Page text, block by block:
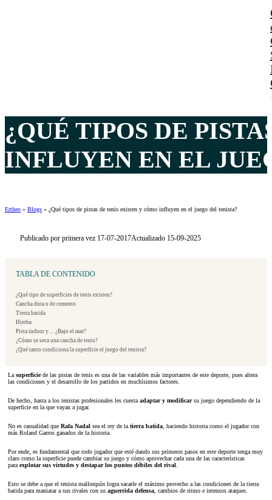
¿QUÉ TIPOS DE
INFLUYEN EN EL
Ertheo » Blogs » ¿Qué tipos de pistas de tenis existen y cómo influyen en el juego del tenista?
Publicado por primera vez 17-07-2017Actualizado 15-09-2025
TABLA DE CONTENIDO
¿Qué tipo de superficies de tenis existen?
Cancha dura o de cemento
Tierra batida
Hierba
Pista indoor y… ¿Bajo el mar?
¿Cómo se seca una cancha de tenis?
¿Qué tanto condiciona la superficie el juego del tenista?
La superficiede las pistas de tenis es una de las variables más importantes de este deporte, pues altera
las condiciones y el desarrollo de los partidos en muchísimos factores.
De hecho, hasta a los tenistas profesionales les cuesta adaptar y modificarsu juego dependiendo de la
superficie en la que vayan a jugar.
No es casualidad que Rafa Nadal sea el rey de la tierra batida , haciendo historia como el jugador con
más Roland Garros ganados de la historia.
Por ende, es fundamental que todo jugador que esté dando sus primeros pasos en este deporte tenga muy
claro como la superficie puede cambiar su juego y cómo aprovechar cada una de las características
para explotar sus virtudes y destapar los puntos débiles del rival
Esto se debe a que el tenista mallorquín logra sacarle el máximo provecho a las condiciones de la tierra
batida para maniatar a sus rivales con su aguerrida defensa , cambios de ritmo e intensos ataques.